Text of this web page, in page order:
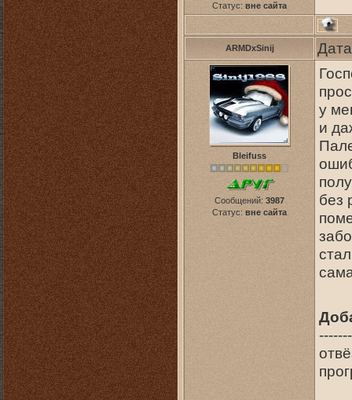
Статус: вне сайта
ARMDxSinij
Bleifuss
Сообщений: 3987
Статус: вне сайта
у
и
без